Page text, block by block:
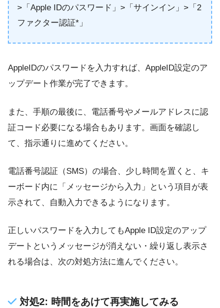
>「Apple IDのパスワード」>「サインイン」>「2
ファクター認証*」
AppleIDのパスワードを入力すれば、AppleID設定のア
ップデート作業が完了できます。
また、手順の最後に、電話番号やメールアドレスに認
証コード必要になる場合もあります。画面を確認し
て、指示通りに進めてください。
電話番号認証（SMS）の場合、少し時間を置くと、キ
ーボード内に「メッセージから入力」という項目が表
示されて、自動入力できるようになります。
正しいパスワードを入力してもApple ID設定のアップ
デートというメッセージが消えない・繰り返し表示さ
れる場合は、次の対処方法に進んでください。
対処2: 時間をあけて再実施してみる